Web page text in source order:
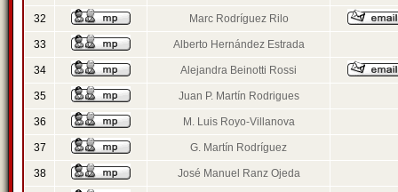
32 Marc Rodríguez Rilo
33 Alberto Hernández Estrada
34 Alejandra Beinotti Rossi
35 Juan P. Martín Rodrigues
36 M. Luis Royo-Villanova
37 G. Martín Rodríguez
38 José Manuel Ranz Ojeda